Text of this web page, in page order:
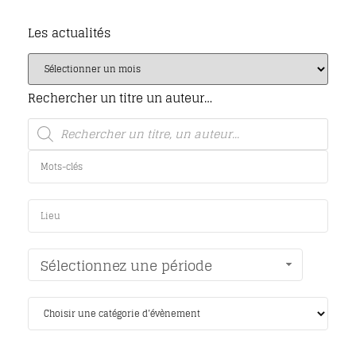
Les actualités
Rechercher un titre un auteur…
Sélectionnez une période